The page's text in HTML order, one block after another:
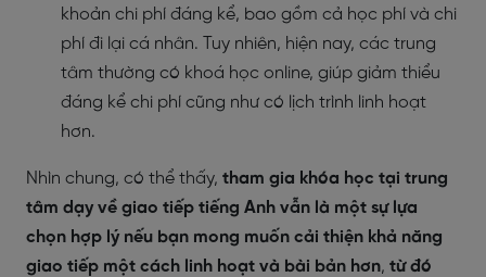
khoản chi phí đáng kể, bao gồm cả học phí và chi
phí đi lại cá nhân. Tuy nhiên, hiện nay, các trung
tâm thường có khoá học online, giúp giảm thiểu
đáng kể chi phí cũng như có lịch trình linh hoạt
hơn.
Nhìn chung, có thể thấy, tham gia khóa học tại trung
tâm dạy về giao tiếp tiếng Anh vẫn là một sự lựa
chọn hợp lý nếu bạn mong muốn cải thiện khả năng
giao tiếp một cách linh hoạt và bài bản hơn, từ đó